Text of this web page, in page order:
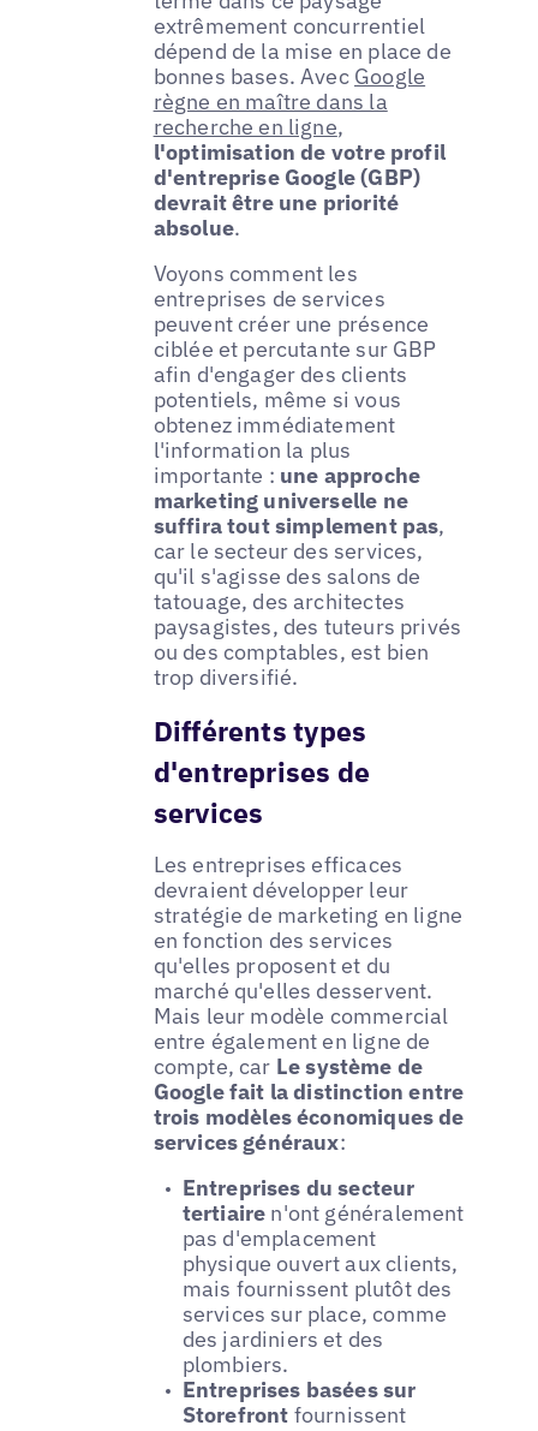
extrêmement concurrentiel
dépend de la mise en place de
bonnes bases. Avec Google
règne en maître dans la
recherche en ligne,
l'optimisation de votre profil
d'entreprise Google (GBP)
devrait être une priorité
absolue.
Voyons comment les
entreprises de services
peuvent créer une présence
ciblée et percutante sur GBP
afin d'engager des clients
potentiels, même si vous
obtenez immédiatement
l'information la plus
importante : une approche
marketing universelle ne
suffira tout simplement pas,
car le secteur des services,
qu'il s'agisse des salons de
tatouage, des architectes
paysagistes, des tuteurs privés
ou des comptables, est bien
trop diversifié.
Différents types
d'entreprises de
services
Les entreprises efficaces
devraient développer leur
stratégie de marketing en ligne
en fonction des services
qu'elles proposent et du
marché qu'elles desservent.
Mais leur modèle commercial
entre également en ligne de
compte, car Le système de
Google fait la distinction entre
trois modèles économiques de
services généraux:
Entreprises du secteur
tertiaire n'ont généralement
pas d'emplacement
physique ouvert aux clients,
mais fournissent plutôt des
services sur place, comme
des jardiniers et des
plombiers.
Entreprises basées sur
Storefront fournissent